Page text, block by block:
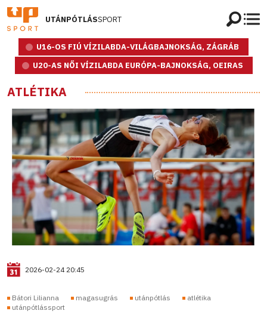
UTÁNPÓTLÁSSPORT
U16-OS FIÚ VÍZILABDA-VILÁGBAJNOKSÁG, ZÁGRÁB
U20-AS NŐI VÍZILABDA EURÓPA-BAJNOKSÁG, OEIRAS
ATLÉTIKA
2026-02-24 20:45
Bátori Lilianna magasugrás utánpótlás
atlétika
utánpótlássport